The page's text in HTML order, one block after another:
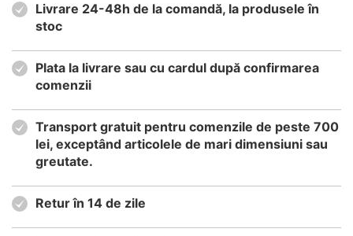
Livrare 24-48h de la comandă, la produsele în
stoc
Plata la livrare sau cu cardul după confirmarea
comenzii
Transport gratuit pentru comenzile de peste 700
lei, exceptând articolele de mari dimensiuni sau
greutate.
Retur în 14 de zile